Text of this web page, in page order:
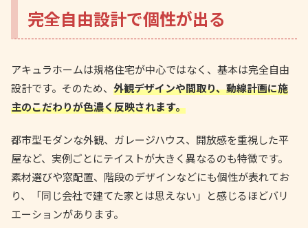
完全自由設計で個性が出る
アキュラホームは規格住宅が中心ではなく、基本は完全自由
設計です。そのため、 外観デザインや間取り、動線計画に施
主のこだわりが色濃く反映されます。
都市型モダンな外観、ガレージハウス、開放感を重視した平
屋など、実例ごとにテイストが大きく異なるのも特徴です。
素材選びや窓配置、階段のデザインなどにも個性が表れてお
り、「同じ会社で建てた家とは思えない」と感じるほどバリ
エーションがあります。